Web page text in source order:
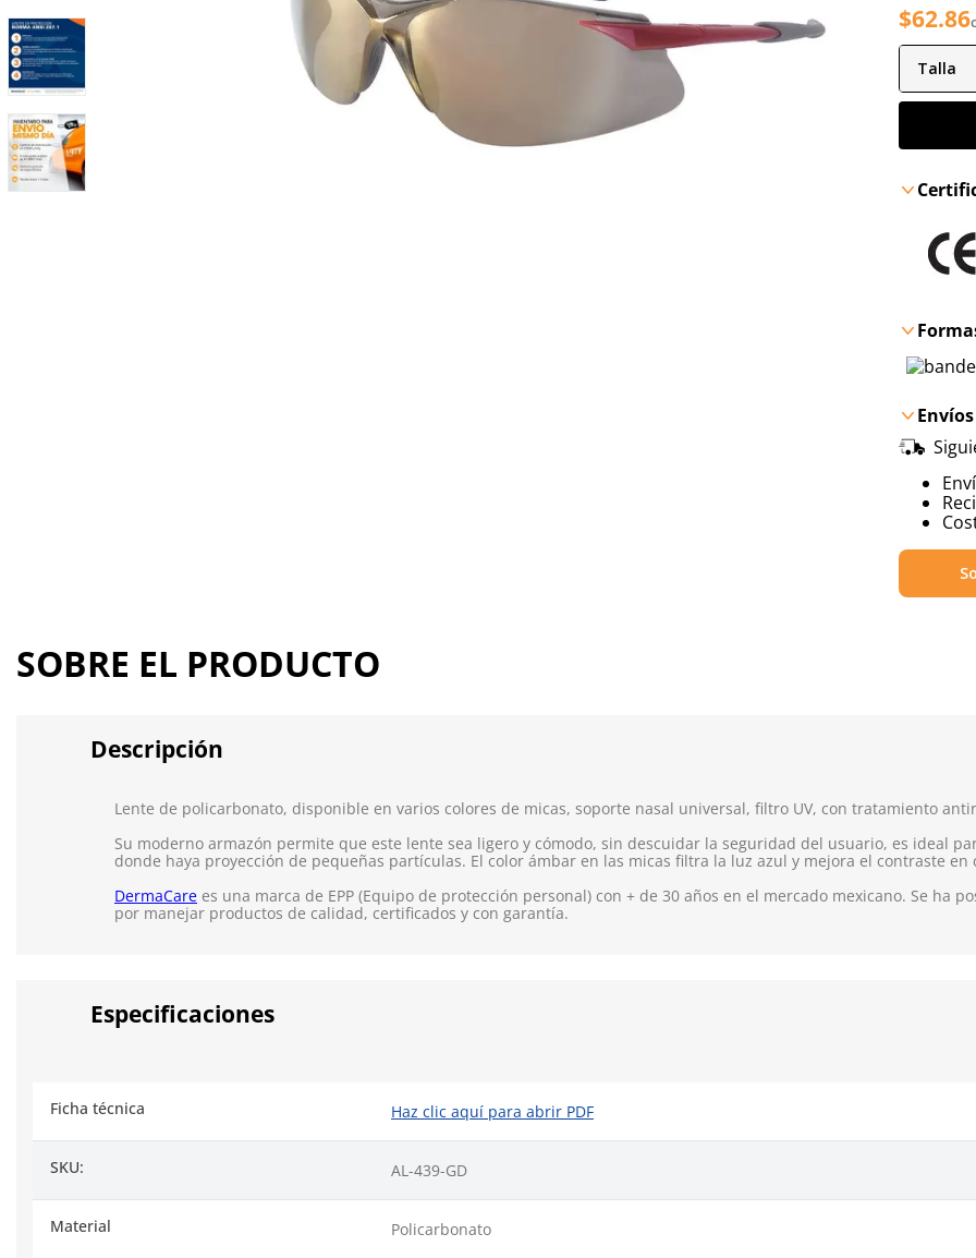
$62.86
Talla
SOBRE EL PRODUCTO
Descripción
Lente de policarbonato, disponible en varios colores de micas, soporte nasal universal, filtro UV, con tratamiento
Su moderno armazón permite que este lente sea ligero y cómodo, sin descuidar la seguridad del usuario, es ideal
donde haya proyección de pequeñas partículas. El color ámbar en las micas filtra la luz azul y mejora el contraste en
DermaCare es una marca de EPP (Equipo de protección personal) con + de 30 años en el mercado mexicano. Se ha
por manejar productos de calidad, certificados y con garantía.
Especificaciones
Ficha técnica Haz clic aquí para abrir PDF
SKU: AL-439-GD
Material Policarbonato